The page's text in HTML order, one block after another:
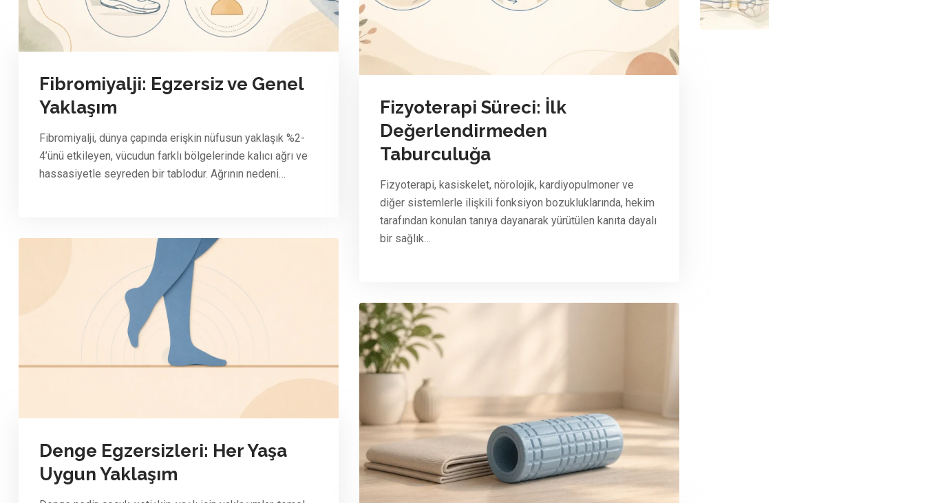
Fibromiyalji: Egzersiz ve Genel
Yaklaşım
Fibromiyalji, dünya çapında erişkin nüfusun yaklaşık %2-
4’ünü etkileyen, vücudun farklı bölgelerinde kalıcı ağrı ve
hassasiyetle seyreden bir tablodur. Ağrının nedeni…
Fizyoterapi Süreci: İlk
Değerlendirmeden
Taburculuğa
Fizyoterapi, kasiskelet, nörolojik, kardiyopulmoner ve
diğer sistemlerle ilişkili fonksiyon bozukluklarında, hekim
tarafından konulan tanıya dayanarak yürütülen kanıta dayalı
bir sağlık…
Denge Egzersizleri: Her Yaşa
Uygun Yaklaşım